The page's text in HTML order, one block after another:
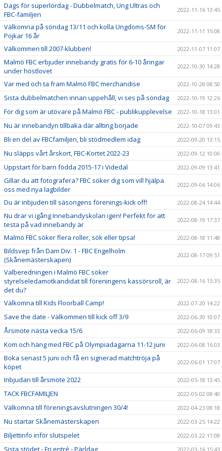
Dags för superlördag - Dubbelmatch, Ung Ultras och
FBC-familjen
2022-11-16 13:45
Välkomna på söndag 13/11 och kolla Ungdoms-SM för
Pojkar 16 år
2022-11-11 15:08
Välkommen till 2007-klubben! 2022-11-07 11:07
Malmö FBC erbjuder innebandy gratis för 6-10 åringar
under höstlovet
2022-10-30 14:28
Var med och ta fram Malmö FBC merchandise 2022-10-28 08:50
Sista dubbelmatchen innan uppehåll, vi ses på söndag 2022-10-19 12:26
För dig som är utövare på Malmö FBC - publikupplevelse 2022-10-18 13:01
Nu är innebandyn tillbaka där allting började 2022-10-07 09:43
Bli en del av FBCfamiljen, bli stödmedlem idag 2022-09-20 13:15
Nu släpps vårt årskort, FBC-Kortet 2022-23 2022-09-12 10:00
Uppstart för barn födda 2015-17 i Videdal 2022-09-09 13:41
Gillar du att fotografera? FBC söker dig som vill hjälpa
oss med nya lagbilder
2022-09-06 14:06
Du är inbjuden till säsongens förenings-kick off! 2022-08-24 14:44
Nu drar vi igång Innebandyskolan igen! Perfekt för att
testa på vad innebandy är
2022-08-19 17:37
Malmö FBC söker flera roller, sök eller tipsa! 2022-08-18 11:48
Bildsvep från Dam Div. 1 - FBC Engelholm
(Skånemästerskapen)
2022-08-17 09:51
Valberedningen i Malmö FBC söker
styrelseledamotkandidat till föreningens kassörsroll, är
det du?
2022-08-16 15:35
Välkomna till Kids Floorball Camp! 2022-07-20 14:22
Save the date - Välkommen till kick off 3/9 2022-06-30 10:07
Årsmöte nästa vecka 15/6 2022-06-09 18:33
Kom och häng med FBC på Olympiadagarna 11-12 juni 2022-06-08 16:03
Boka senast 5 juni och få en signerad matchtröja på
köpet
2022-06-01 17:07
Inbjudan till årsmöte 2022 2022-05-18 13:45
TACK FBCFAMILJEN 2022-05-02 08:40
Välkomna till föreningsavslutningen 30/4! 2022-04-23 08:18
Nu startar Skånemästerskapen 2022-03-25 14:22
Biljettinfo inför slutspelet 2022-03-22 11:08
Sista stödet - Fri entré - Pärldag 2022-03-16 15:43